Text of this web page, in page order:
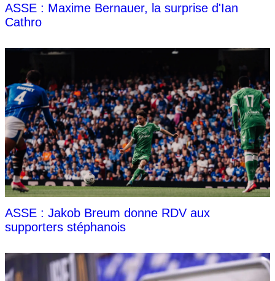
ASSE : Maxime Bernauer, la surprise d'Ian
Cathro
ASSE : Jakob Breum donne RDV aux
supporters stéphanois